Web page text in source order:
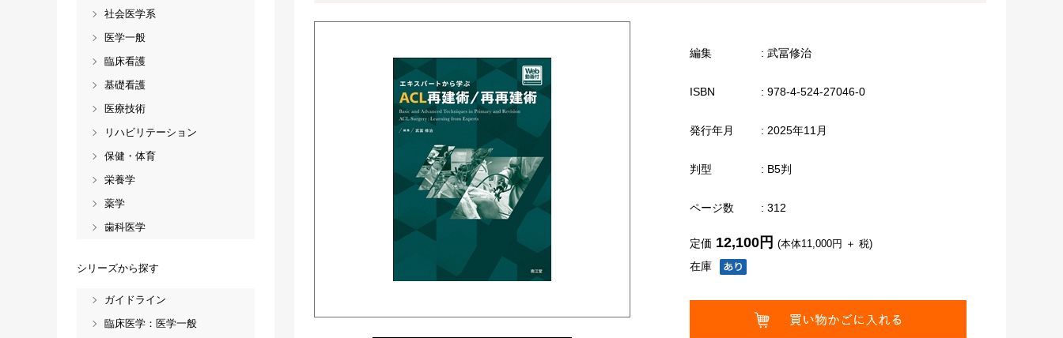
編集 : 武冨修治
ISBN : 978-4-524-27046-0
発行年月 : 2025年11月
判型 : B5判
ページ数 : 312
在庫
定価 12,100円 (本体11,000円 ＋ 税)
社会医学系
医学一般
臨床看護
基礎看護
医療技術
リハビリテーション
保健・体育
栄養学
薬学
歯科医学
シリーズから探す
ガイドライン
臨床医学：医学一般